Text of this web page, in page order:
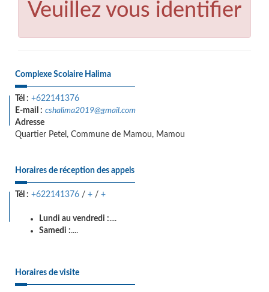
Veuillez vous identifier
Complexe Scolaire Halima
Tél : +622141376
E-mail : cshalima2019@gmail.com
Adresse
Quartier Petel, Commune de Mamou, Mamou
Horaires de réception des appels
Tél : +622141376 / + / +
Lundi au vendredi :....
Samedi :....
Horaires de visite